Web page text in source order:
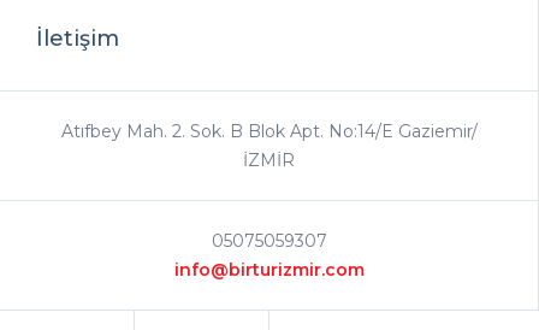
İletişim
Atıfbey Mah. 2. Sok. B Blok Apt. No:14/E Gaziemir/
İZMİR
05075059307
info@birturizmir.com